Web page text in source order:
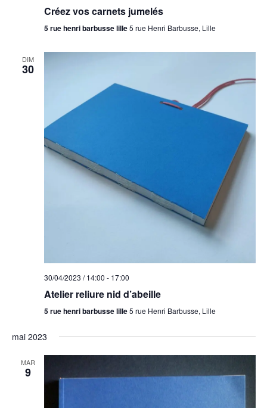
Créez vos carnets jumelés
5 rue henri barbusse lille5 rue Henri Barbusse, Lille
DIM
30
30/04/2023 / 14:00 - 17:00
Atelier reliure nid d’abeille
5 rue henri barbusse lille5 rue Henri Barbusse, Lille
mai 2023
MAR
9